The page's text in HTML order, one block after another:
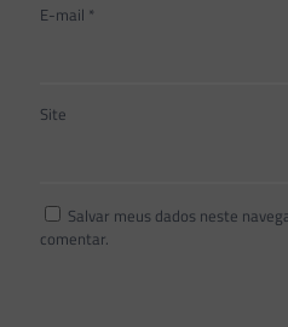
E-mail *
Site
Salvar meus dados neste
comentar.